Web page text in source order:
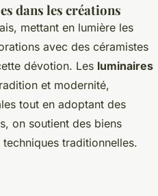
dans les créations
mettant en lumière les
avec des céramistes
dévotion. Les luminaires
et modernité,
tout en adoptant des
on soutient des biens
traditionnelles.